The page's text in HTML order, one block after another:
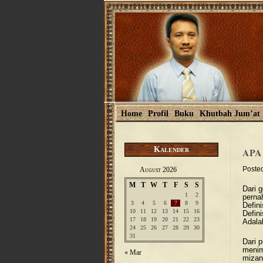
Home Profil Buku Khutbah Jum’at
Kalender
August 2026
M
T W T F S S
1
2
3
4 5 6 7 8
9
10
11 12 13 14 15
16
17
18 19 20 21 22
23
24
25 26 27 28 29
30
31
« Mar
Dari
Dari